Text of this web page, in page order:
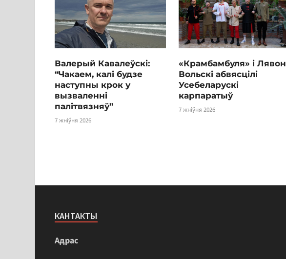
Валерый Кавалеўскі:
“Чакаем, калі будзе
наступны крок у
вызваленні
палітвязняў”
7 жніўня 2026
«Крамбамбуля» і Лявон
Вольскі абвясцілі
Усебеларускі
карпаратыў
7 жніўня 2026
КАНТАКТЫ
Адрас